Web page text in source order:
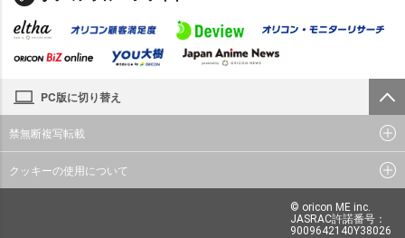
PC版に切り替え
禁無断複写転載
クッキーの使用について
© oricon ME inc.
JASRAC許諾番号：
9009642140Y38026